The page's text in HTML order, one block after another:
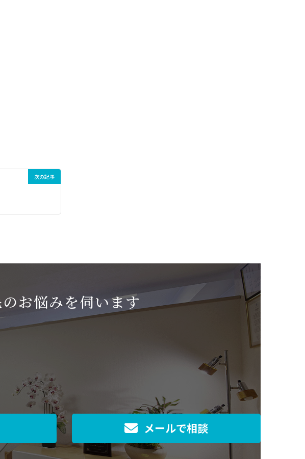
次の記事
お悩みを伺います
メールで相談